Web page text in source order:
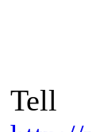
Tell